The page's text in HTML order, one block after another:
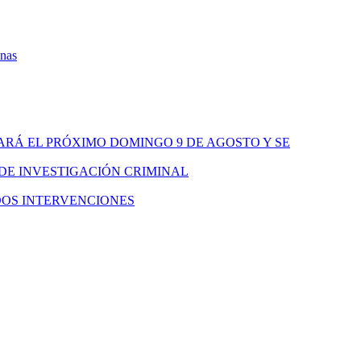
EL PRÓXIMO DOMINGO 9 DE AGOSTO Y SE
INVESTIGACIÓN CRIMINAL
INTERVENCIONES